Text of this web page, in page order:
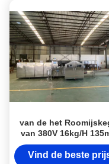
van de het
van 380V 16kg/H
Regelbare de
Vind de beste